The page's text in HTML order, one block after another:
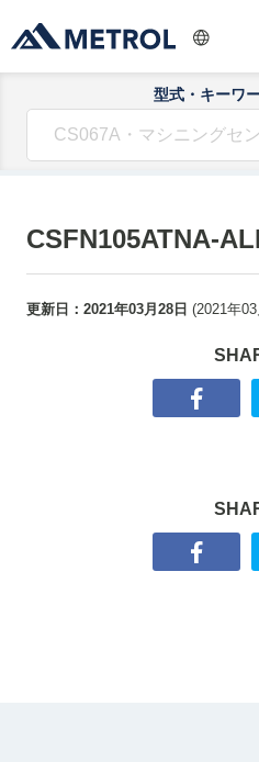
型式・キーワ
CSFN105ATNA-
更新日： 2021年03月28日 (2021年03